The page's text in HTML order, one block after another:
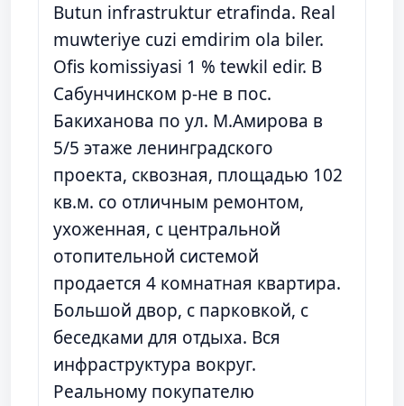
Butun infrastruktur etrafinda. Real
muwteriye cuzi emdirim ola biler.
Ofis komissiyasi 1 % tewkil edir. В
Сабунчинском р-не в пос.
Бакиханова по ул. М.Амирова в
5/5 этаже ленинградского
проекта, сквозная, площадью 102
кв.м. со отличным ремонтом,
ухоженная, с центральной
отопительной системой
продается 4 комнатная квартира.
Большой двор, с парковкой, с
беседками для отдыха. Вся
инфраструктура вокруг.
Реальному покупателю